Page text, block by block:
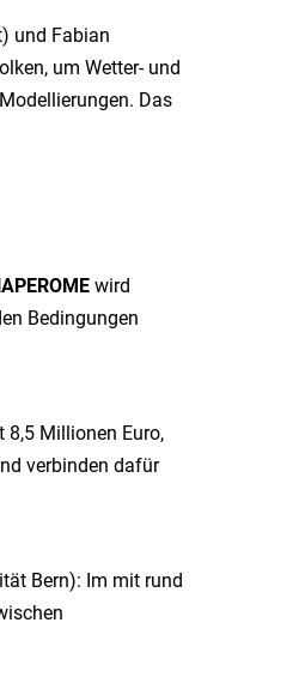
und Fabian
um Wetter- und
Das
wird
Bedingungen
Millionen Euro,
verbinden dafür
Bern): Im mit rund